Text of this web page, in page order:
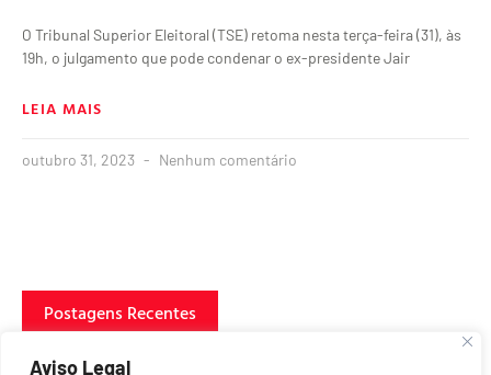
Aviso Legal
O Tribunal Superior Eleitoral (TSE) retoma nesta terça-feira (31), às
19h, o julgamento que pode condenar o ex-presidente Jair
LEIA MAIS
outubro 31, 2023 Nenhum comentário
Postagens Recentes